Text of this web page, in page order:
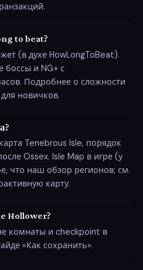
to beat?
(в духе HowLongToBeat).
боссы и NG+ с
Подробнее о сложности
новичков.
Tenebrous Isle, порядок
Ossex. Isle Map в игре (у
что наш обзор регионов; см.
карту.
Hollower?
комнаты и checkpoint в
«Как сохранить».